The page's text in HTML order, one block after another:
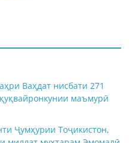
Ваҳдат нисбати 271
маъмурӣ
Ҷумҳурии Тоҷикистон,